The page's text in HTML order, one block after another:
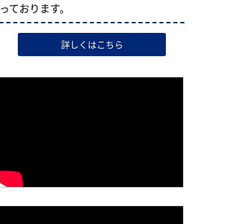
っております。
詳しくはこちら